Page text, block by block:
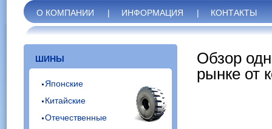
О КОМПАНИИ | ИНФОРМАЦИЯ | КОНТАКТЫ
ШИНЫ
Японские
Китайские
Отечественные
Обзор
рынке от